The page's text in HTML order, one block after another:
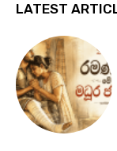
LATEST